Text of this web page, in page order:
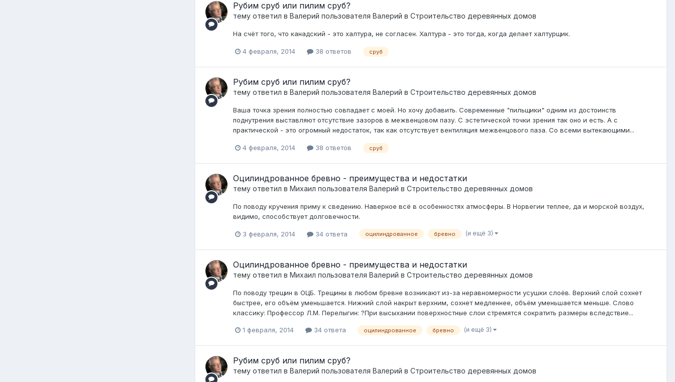
Рубим сруб или пилим сруб?
тему ответил в Валерий пользователя Валерий в Строительство деревянных домов
На счёт того, что канадский - это халтура, не согласен. Халтура - это тогда, когда делает халтурщик.
4 февраля, 2014 38 ответов сруб
Рубим сруб или пилим сруб?
тему ответил в Валерий пользователя Валерий в Строительство деревянных домов
Ваша точка зрения полностью совпадает с моей. Но хочу добавить. Современные "пильщики" одним из достоинств
поднутрения выставляют отсутствие зазоров в межвенцовом пазу. С эстетической точки зрения так оно и есть. А с
практической - это огромный недостаток, так как отсутствует вентиляция межвенцового паза. Со всеми вытекающими...
4 февраля, 2014 38 ответов сруб
Оцилиндрованное бревно - преимущества и недостатки
тему ответил в Михаил пользователя Валерий в Строительство деревянных домов
По поводу кручения приму к сведению. Наверное всё в особенностях атмосферы. В Норвегии теплее, да и морской воздух,
видимо, способствует долговечности.
3 февраля, 2014 34 ответа оцилиндрованное бревно (и ещё 3)
Оцилиндрованное бревно - преимущества и недостатки
тему ответил в Михаил пользователя Валерий в Строительство деревянных домов
По поводу трещин в ОЦБ. Трещины в любом бревне возникают из-за неравномерности усушки слоёв. Верхний слой сохнет
быстрее, его объём уменьшается. Нижний слой накрыт верхним, сохнет медленнее, объём уменьшается меньше. Слово
классику: Профессор Л.М. Перелыгин: ?При высыхании поверхностные слои стремятся сократить размеры вследствие...
1 февраля, 2014 34 ответа оцилиндрованное бревно (и ещё 3)
Рубим сруб или пилим сруб?
тему ответил в Валерий пользователя Валерий в Строительство деревянных домов